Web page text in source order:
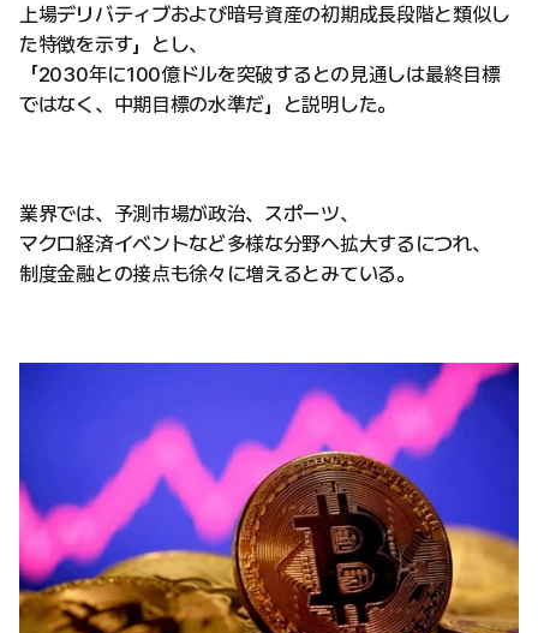
上場デリバティブおよび暗号資産の初期成長段階と類似し
た特徴を示す」とし、
「2030年に100億ドルを突破するとの見通しは最終目標
ではなく、中期目標の水準だ」と説明した。
業界では、予測市場が政治、スポーツ、
マクロ経済イベントなど多様な分野へ拡大するにつれ、
制度金融との接点も徐々に増えるとみている。